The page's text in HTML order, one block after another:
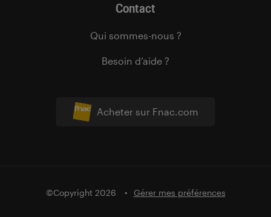
Acheter sur Fnac.com
Contact
Qui sommes-nous ?
Besoin d’aide ?
©Copyright 2026 Gérer mes préférences